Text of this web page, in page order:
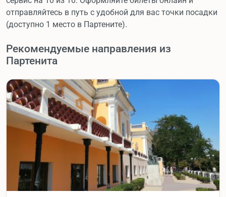
отправляйтесь в путь с удобной для вас точки посадки
(доступно 1 место в Партените).
Рекомендуемые направления из
Партенита